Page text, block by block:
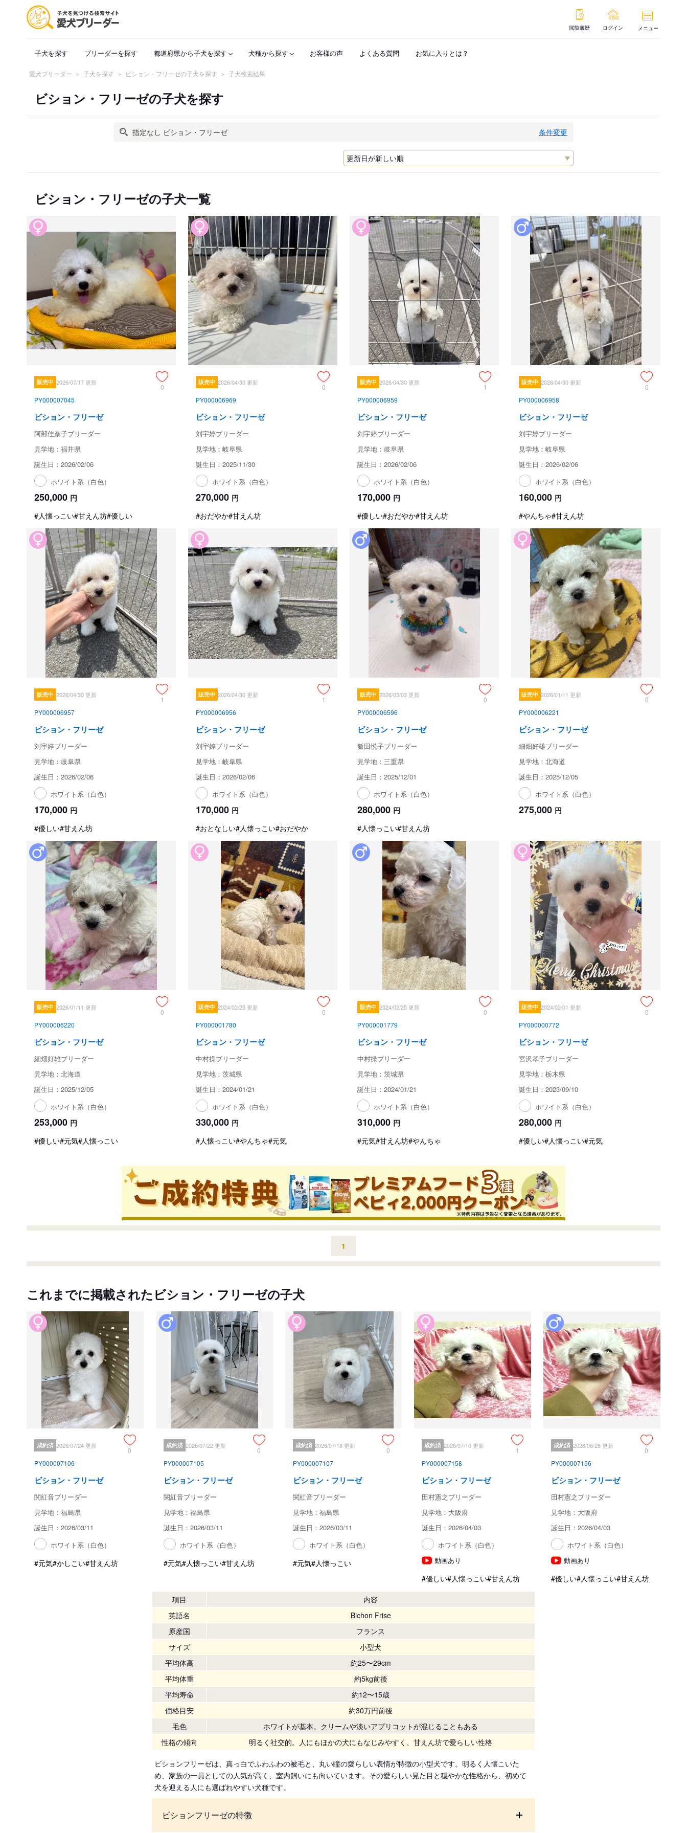
閲覧履歴 ログイン メニュー
子犬を探す ブリーダーを探す 都道府県から子犬を探す 犬種から探す お客様の声 よくある質問 お気に入りとは？
愛犬ブリーダー 子犬を探す ビション・フリーゼの子犬を探す 子犬検索結果
ビション・フリーゼの子犬を探す
条件変更
ビション・フリーゼの子犬一覧
販売中 2026/07/17 更新
0
PY000007045
ビション・フリーゼ
阿部佳奈子ブリーダー
見学地：福井県
誕生日：2026/02/06
ホワイト系（白色）
250,000 円
#人懐っこい#甘えん坊#優しい
販売中 2026/04/30 更新
0
PY000006969
ビション・フリーゼ
刘宇婷ブリーダー
見学地：岐阜県
誕生日：2025/11/30
ホワイト系（白色）
270,000 円
#おだやか#甘えん坊
販売中 2026/04/30 更新
1
PY000006959
ビション・フリーゼ
刘宇婷ブリーダー
見学地：岐阜県
誕生日：2026/02/06
ホワイト系（白色）
170,000 円
#優しい#おだやか#甘えん坊
販売中 2026/04/30 更新
0
PY000006958
ビション・フリーゼ
刘宇婷ブリーダー
見学地：岐阜県
誕生日：2026/02/06
ホワイト系（白色）
160,000 円
#やんちゃ#甘えん坊
販売中 2026/04/30 更新
1
PY000006957
ビション・フリーゼ
刘宇婷ブリーダー
見学地：岐阜県
誕生日：2026/02/06
ホワイト系（白色）
170,000 円
#優しい#甘えん坊
販売中 2026/04/30 更新
1
PY000006956
ビション・フリーゼ
刘宇婷ブリーダー
見学地：岐阜県
誕生日：2026/02/06
ホワイト系（白色）
170,000 円
#おとなしい#人懐っこい#おだやか
販売中 2026/03/03 更新
0
PY000006596
ビション・フリーゼ
飯田悦子ブリーダー
見学地：三重県
誕生日：2025/12/01
ホワイト系（白色）
280,000 円
#人懐っこい#甘えん坊
販売中 2026/01/11 更新
0
PY000006221
ビション・フリーゼ
細畑好雄ブリーダー
見学地：北海道
誕生日：2025/12/05
ホワイト系（白色）
275,000 円
販売中 2026/01/11 更新
0
PY000006220
ビション・フリーゼ
細畑好雄ブリーダー
見学地：北海道
誕生日：2025/12/05
ホワイト系（白色）
253,000 円
#優しい#元気#人懐っこい
販売中 2024/02/25 更新
0
PY000001780
ビション・フリーゼ
中村操ブリーダー
見学地：茨城県
誕生日：2024/01/21
ホワイト系（白色）
330,000 円
#人懐っこい#やんちゃ#元気
販売中 2024/02/25 更新
0
PY000001779
ビション・フリーゼ
中村操ブリーダー
見学地：茨城県
誕生日：2024/01/21
ホワイト系（白色）
310,000 円
#元気#甘えん坊#やんちゃ
販売中 2024/02/01 更新
0
PY000000772
ビション・フリーゼ
宮沢孝子ブリーダー
見学地：栃木県
誕生日：2023/09/10
ホワイト系（白色）
280,000 円
#優しい#人懐っこい#元気
1
これまでに掲載されたビション・フリーゼの子犬
成約済 2026/07/24 更新
0
PY000007106
ビション・フリーゼ
関紅音ブリーダー
見学地：福島県
誕生日：2026/03/11
ホワイト系（白色）
#元気#かしこい#甘えん坊
成約済 2026/07/22 更新
0
PY000007105
ビション・フリーゼ
関紅音ブリーダー
見学地：福島県
誕生日：2026/03/11
ホワイト系（白色）
#元気#人懐っこい#甘えん坊
成約済 2026/07/18 更新
0
PY000007107
ビション・フリーゼ
関紅音ブリーダー
見学地：福島県
誕生日：2026/03/11
ホワイト系（白色）
#元気#人懐っこい
成約済 2026/07/10 更新
1
PY000007158
ビション・フリーゼ
田村憲之ブリーダー
見学地：大阪府
誕生日：2026/04/03
ホワイト系（白色）
動画あり
#優しい#人懐っこい#甘えん坊
成約済 2026/06/28 更新
0
PY000007156
ビション・フリーゼ
田村憲之ブリーダー
見学地：大阪府
誕生日：2026/04/03
ホワイト系（白色）
動画あり
#優しい#人懐っこい#甘えん坊
項目
内容
英語名
Bichon Frise
原産国
フランス
サイズ
小型犬
平均体高
約25〜29cm
平均体重
約5kg前後
平均寿命
約12〜15歳
価格目安
約30万円前後
毛色
ホワイトが基本。クリームや淡いアプリコットが混じることもある
性格の傾向
明るく社交的。人にもほかの犬にもなじみやすく、甘えん坊で愛らしい性格
ビションフリーゼは、真っ白でふわふわの被毛と、丸い瞳の愛らしい表情が特徴の小型犬です。明るく人懐こいた
め、家族の一員としての人気が高く、室内飼いにも向いています。その愛らしい見た目と穏やかな性格から、初めて
犬を迎える人にも選ばれやすい犬種です。
ビションフリーゼの特徴